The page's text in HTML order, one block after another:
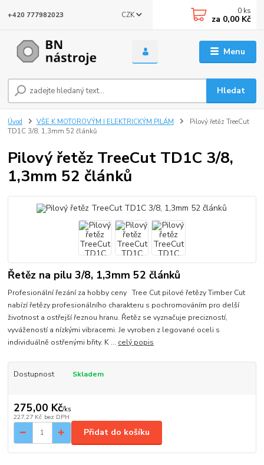
Menu
CZK
Hledat
+420 777982023 0 ks
za 0,00 Kč
Úvod VŠE K MOTOROVÝM I ELEKTRICKÝM PILÁM
Pilový řetěz TreeCut
TD1C 3/8, 1,3mm 52 článků
Pilový řetěz TreeCut TD1C 3/8,
1,3mm 52 článků
Řetěz na pilu 3/8, 1,3mm 52 článků
Profesionální řezání za hobby ceny Tree Cut pilové řetězy Timber Cut
nabízí řetězy profesionálního charakteru s pochromováním pro delší
životnost a ostřejší řeznou hranu. Řetěz se vyznačuje precizností,
vyvážeností a nízkými vibracemi. Je vyroben z legované oceli s
individuálně ostřenými břity. K ... celý popis
Dostupnost Skladem
275,00 Kč/ks
227,27 Kč bez DPH
Přidat do košíku